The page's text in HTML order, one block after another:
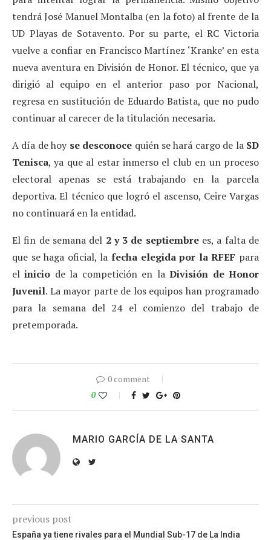
tendrá José Manuel Montalba (en la foto) al frente de la
UD Playas de Sotavento. Por su parte, el RC Victoria
vuelve a confiar en Francisco Martínez ‘Kranke’ en esta
nueva aventura en División de Honor. El técnico, que ya
dirigió al equipo en el anterior paso por Nacional,
regresa en sustitución de Eduardo Batista, que no pudo
continuar al carecer de la titulación necesaria.
A día de hoy se desconoce quién se hará cargo de la SD
Tenisca, ya que al estar inmerso el club en un proceso
electoral apenas se está trabajando en la parcela
deportiva. El técnico que logró el ascenso, Ceire Vargas
no continuará en la entidad.
El fin de semana del 2 y 3 de septiembrees, a falta de
que se haga oficial, la fecha elegida por la RFEF para
elinicio de la competición en laDivisión de Honor
Juvenil. La mayor parte de los equipos han programado
para la semana del 24 el comienzo del trabajo de
pretemporada.
0 comment
0
MARIO GARCÍA DE LA SANTA
previous post
España ya tiene rivales para el Mundial Sub-17 de La India